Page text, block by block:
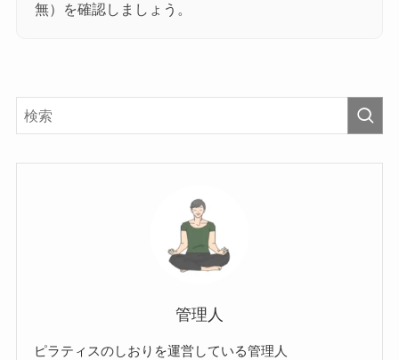
無）を確認しましょう。
管理人
ピラティスのしおりを運営している管理人